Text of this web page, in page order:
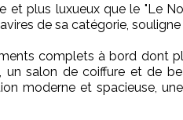
et plus luxueux que le "Le
de sa catégorie,
complets à bord dont
un salon de coiffure et de
moderne et spacieuse,